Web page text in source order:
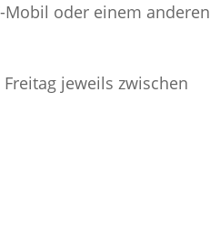
Mobil oder einem anderen
jeweils zwischen